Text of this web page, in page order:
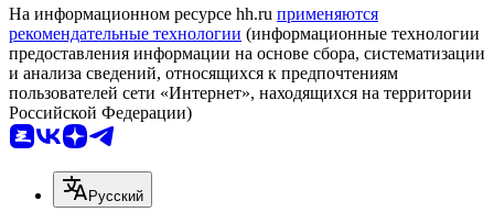
На информационном ресурсе hh.ru применяются
рекомендательные технологии (информационные технологии
предоставления информации на основе сбора, систематизации
и анализа сведений, относящихся к предпочтениям
пользователей сети «Интернет», находящихся на территории
Российской Федерации)
Русский